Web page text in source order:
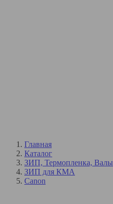
Главная
Каталог
ЗИП, Термопленка, Валы
ЗИП для КМА
Canon